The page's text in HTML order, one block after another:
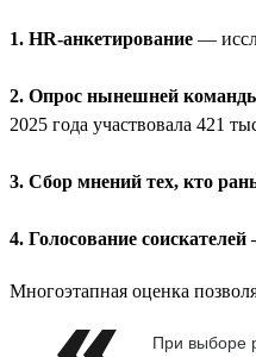
1. HR-анкетирование —
2. Опрос нынешней
2025 года участвовала 421
3. Сбор мнений тех, кто
4. Голосование
Многоэтапная оценка
При выборе